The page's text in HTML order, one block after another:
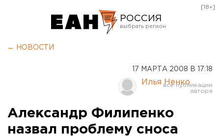
РОССИЯ
Курган
Оренбург
[18+]
← НОВОСТИ
17 МАРТА 2008 В 17:18
Илья Ненко
Александр Филипенко
назвал проблему сноса